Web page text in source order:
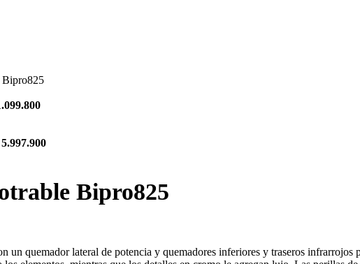
Bipro825
Current
$ 21.099.800.
5.997.900Current
Bipro825
quemador lateral de potencia y quemadores inferiores y traseros infrarrojos